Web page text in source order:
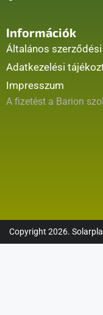
Információk
Általános
Adatkezelési
Impresszum
A fizetést a Barion
Copyright 2026.